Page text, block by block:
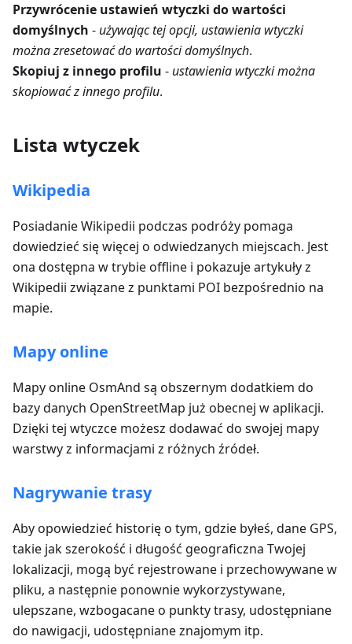
Przywrócenie ustawień wtyczki do wartości
domyślnych - używając tej opcji, ustawienia wtyczki
można zresetować do wartości domyślnych.
Skopiuj z innego profilu - ustawienia wtyczki można
skopiować z innego profilu.
Lista wtyczek
Wikipedia
Posiadanie Wikipedii podczas podróży pomaga
dowiedzieć się więcej o odwiedzanych miejscach. Jest
ona dostępna w trybie offline i pokazuje artykuły z
Wikipedii związane z punktami POI bezpośrednio na
mapie.
Mapy online
Mapy online OsmAnd są obszernym dodatkiem do
bazy danych OpenStreetMap już obecnej w aplikacji.
Dzięki tej wtyczce możesz dodawać do swojej mapy
warstwy z informacjami z różnych źródeł.
Nagrywanie trasy
Aby opowiedzieć historię o tym, gdzie byłeś, dane GPS,
takie jak szerokość i długość geograficzna Twojej
lokalizacji, mogą być rejestrowane i przechowywane w
pliku, a następnie ponownie wykorzystywane,
ulepszane, wzbogacane o punkty trasy, udostępniane
do nawigacji, udostępniane znajomym itp.